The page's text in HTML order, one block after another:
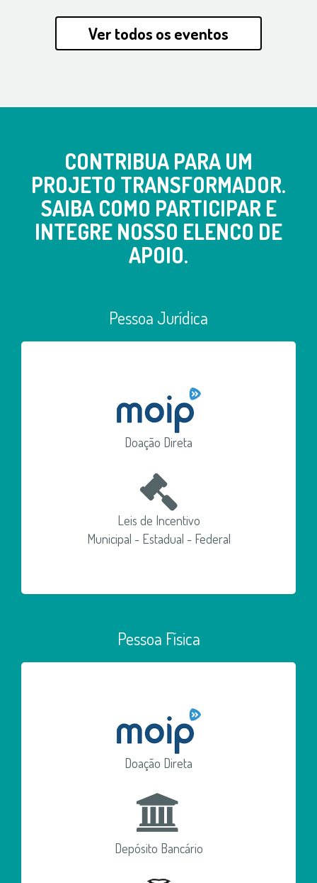
Ver todos os eventos
CONTRIBUA PARA UM
PROJETO TRANSFORMADOR.
SAIBA COMO PARTICIPAR E
INTEGRE NOSSO ELENCO DE
APOIO.
Pessoa Jurídica
Doação Direta
Leis de Incentivo
Municipal - Estadual - Federal
Pessoa Física
Doação Direta
Depósito Bancário